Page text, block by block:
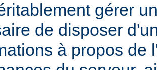
gérer
de disposer
à propos de